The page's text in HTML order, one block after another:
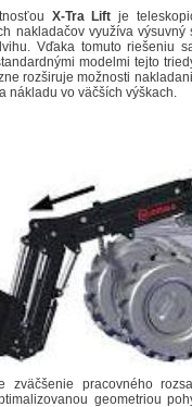
X-Tra Lift je
nakladačov využíva
Vďaka tomuto riešeniu
modelmi tejto
rozširuje možnosti
nákladu vo väčších výškach.
zväčšenie pracovného
geometriou